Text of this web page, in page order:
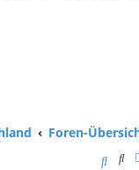
Foren-
S